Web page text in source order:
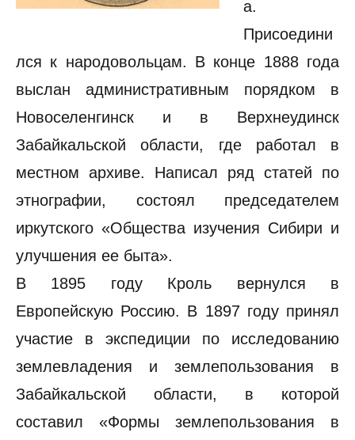
а.
Присоедини
лся к народовольцам. В конце 1888 года
выслан административным порядком в
Новоселенгинск и в Верхнеудинск
Забайкальской области, где работал в
местном архиве. Написал ряд статей по
этнографии, состоял председателем
иркутского «Общества изучения Сибири и
улучшения ее быта».
В 1895 году Кроль вернулся в
Европейскую Россию. В 1897 году принял
участие в экспедиции по исследованию
землевладения и землепользования в
Забайкальской области, в которой
составил «Формы землепользования в